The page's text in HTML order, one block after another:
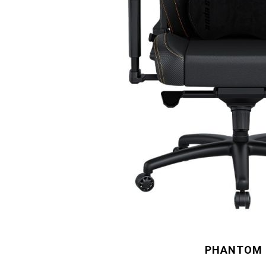
PHANTOM